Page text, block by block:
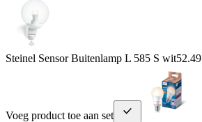
Steinel Sensor Buitenlamp L 585 S wit52.49
Voeg product toe aan set